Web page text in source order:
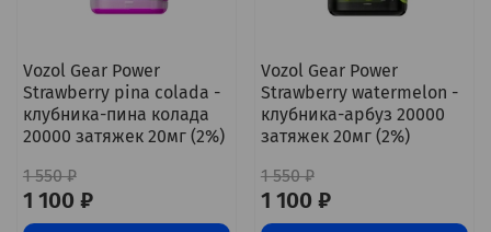
Vozol Gear Power
Strawberry pina colada -
клубника-пина колада
20000 затяжек 20мг (2%)
1 550 ₽
1 100 ₽
Vozol Gear Power
Strawberry watermelon -
клубника-арбуз 20000
затяжек 20мг (2%)
1 550 ₽
1 100 ₽